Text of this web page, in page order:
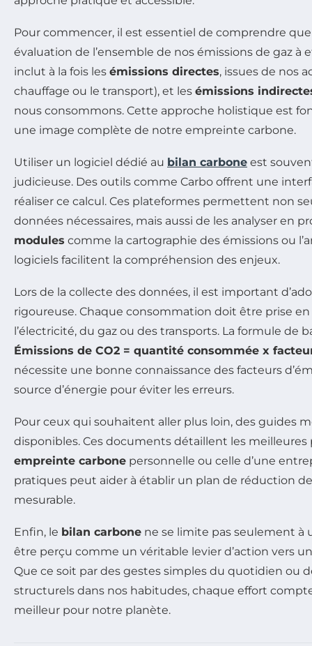
Pour commencer, il est essentiel de comprendre
évaluation de l’ensemble de nos émissions de gaz à
inclut à la fois les émissions directes, issues de nos
chauffage ou le transport), et les émissions
nous consommons. Cette approche holistique est
une image complète de notre empreinte carbone.
Utiliser un logiciel dédié au bilan carbone est
judicieuse. Des outils comme Carbo offrent une
réaliser ce calcul. Ces plateformes permettent non
données nécessaires, mais aussi de les analyser en
modules comme la cartographie des émissions ou
logiciels facilitent la compréhension des enjeux.
Lors de la collecte des données, il est important
rigoureuse. Chaque consommation doit être prise
l’électricité, du gaz ou des transports. La formule de
Émissions de CO2 = quantité consommée x
nécessite une bonne connaissance des facteurs
source d’énergie pour éviter les erreurs.
Pour ceux qui souhaitent aller plus loin, des guides
disponibles. Ces documents détaillent les meilleures
empreinte carbone personnelle ou celle d’une
pratiques peut aider à établir un plan de réduction
mesurable.
Enfin, le bilan carbone ne se limite pas seulement à
être perçu comme un véritable levier d’action vers
Que ce soit par des gestes simples du quotidien ou
structurels dans nos habitudes, chaque effort
meilleur pour notre planète.